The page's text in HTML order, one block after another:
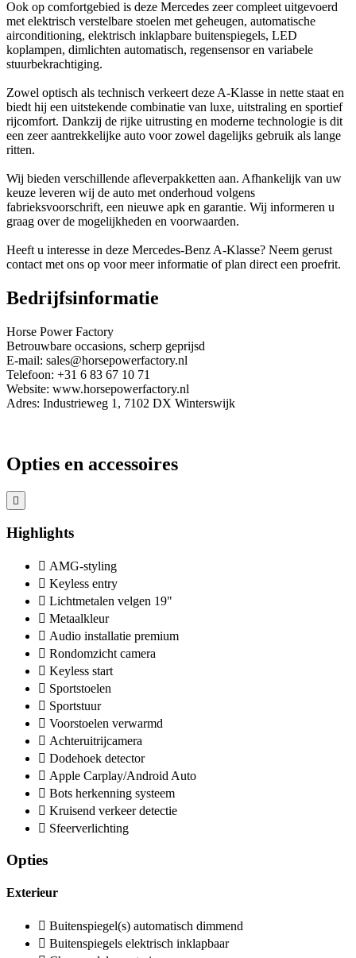
Ook op comfortgebied is deze Mercedes zeer compleet uitgevoerd
met elektrisch verstelbare stoelen met geheugen, automatische
airconditioning, elektrisch inklapbare buitenspiegels, LED
koplampen, dimlichten automatisch, regensensor en variabele
stuurbekrachtiging.
Zowel optisch als technisch verkeert deze A-Klasse in nette staat en
biedt hij een uitstekende combinatie van luxe, uitstraling en sportief
rijcomfort. Dankzij de rijke uitrusting en moderne technologie is dit
een zeer aantrekkelijke auto voor zowel dagelijks gebruik als lange
ritten.
Wij bieden verschillende afleverpakketten aan. Afhankelijk van uw
keuze leveren wij de auto met onderhoud volgens
fabrieksvoorschrift, een nieuwe apk en garantie. Wij informeren u
graag over de mogelijkheden en voorwaarden.
Heeft u interesse in deze Mercedes-Benz A-Klasse? Neem gerust
contact met ons op voor meer informatie of plan direct een proefrit.
Bedrijfsinformatie
Horse Power Factory
Betrouwbare occasions, scherp geprijsd
E-mail: sales@horsepowerfactory.nl
Telefoon: +31 6 83 67 10 71
Website: www.horsepowerfactory.nl
Adres: Industrieweg 1, 7102 DX Winterswijk
Opties en accessoires
Highlights
AMG-styling
Keyless entry
Lichtmetalen velgen 19"
Metaalkleur
Audio installatie premium
Rondomzicht camera
Keyless start
Sportstoelen
Sportstuur
Voorstoelen verwarmd
Achteruitrijcamera
Dodehoek detector
Apple Carplay/Android Auto
Bots herkenning systeem
Kruisend verkeer detectie
Sfeerverlichting
Opties
Exterieur
Buitenspiegel(s) automatisch dimmend
Buitenspiegels elektrisch inklapbaar